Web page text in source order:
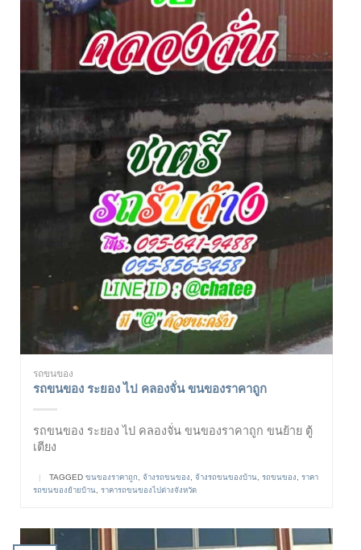
รถขนของ
รถขนของ ระยอง ไป คลองจั่น ขนของราคาถูก
รถขนของ ระยอง ไป คลองจั่น ขนของราคาถูก ขนย้าย ตู้
เตียง
| TAGGED ขนของราคาถูก จ้างรถขนของ จ้างรถขนของบ้าน รถขนของ
ราคา
รถขนของย้ายบ้าน ราคารถขนของไปต่างจังหวัด